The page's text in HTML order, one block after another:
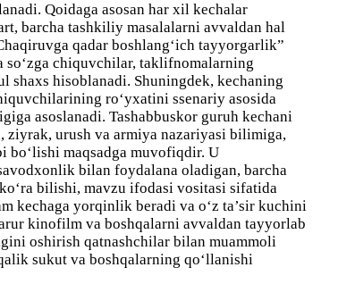
Qoidaga asosan har xil kechalar
barcha tashkiliy masalalarni avvaldan hal
qadar boshlang‘ich tayyorgarlik”
so‘zga chiquvchilar, taklifnomalarning
shaxs hisoblanadi. Shuningdek, kechaning
ro‘yxatini ssenariy asosida
asoslanadi. Tashabbuskor guruh kechani
ziyrak, urush va armiya nazariyasi bilimiga,
bo‘lishi maqsadga muvofiqdir. U
bilan foydalana oladigan, barcha
bilishi, mavzu ifodasi vositasi sifatida
kechaga yorqinlik beradi va o‘z ta’sir kuchini
kinofilm va boshqalarni avvaldan tayyorlab
oshirish qatnashchilar bilan muammoli
sukut va boshqalarning qo‘llanishi